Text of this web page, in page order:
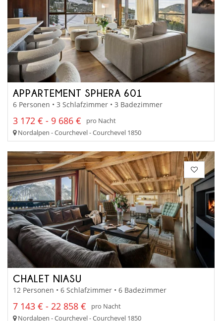
APPARTEMENT SPHERA 601
6 Personen • 3 Schlafzimmer • 3 Badezimmer
3 172 € - 9 686 €
pro Nacht
Nordalpen - Courchevel - Courchevel 1850
CHALET NIASU
12 Personen • 6 Schlafzimmer • 6 Badezimmer
7 143 € - 22 858 €
pro Nacht
Nordalpen - Courchevel - Courchevel 1850